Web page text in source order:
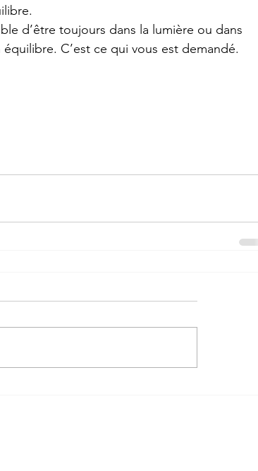
d’être toujours dans la lumière ou dans
C’est ce qui vous est demandé.